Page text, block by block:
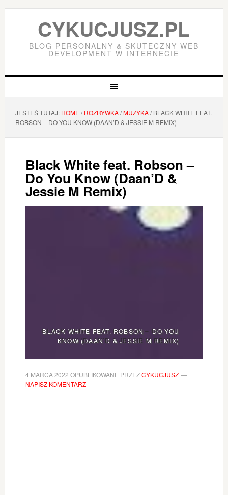
CYKUCJUSZ.PL
BLOG PERSONALNY & SKUTECZNY WEB
DEVELOPMENT W INTERNECIE
JESTEŚ TUTAJ: HOME/ ROZRYWKA/MUZYKA/BLACK WHITE FEAT.
ROBSON – DO YOU KNOW (DAAN’D & JESSIE M REMIX)
Black White feat. Robson –
Do You Know (Daan’D &
Jessie M Remix)
BLACK WHITE FEAT. ROBSON – DO YOU
KNOW (DAAN’D & JESSIE M REMIX)
4 MARCA 2022 OPUBLIKOWANE PRZEZCYKUCJUSZ
NAPISZ KOMENTARZ